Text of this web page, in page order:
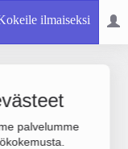
ilmaiseksi
palvelumme
Oy